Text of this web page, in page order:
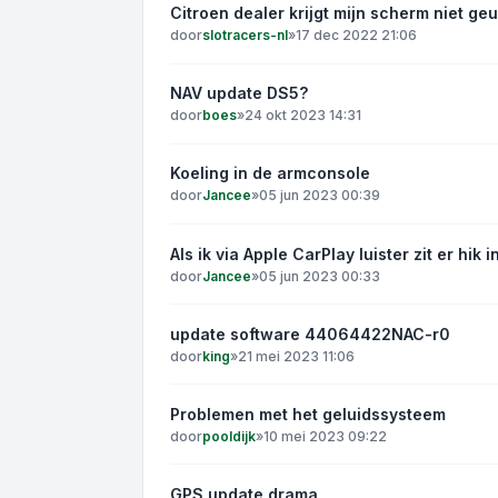
Citroen dealer krijgt mijn scherm niet
doorslotracers-nl»17 dec 2022 21:06
NAV update DS5?
doorboes»24 okt 2023 14:31
Koeling in de armconsole
doorJancee»05 jun 2023 00:39
Als ik via Apple CarPlay luister zit er hik
doorJancee»05 jun 2023 00:33
update software 44064422NAC-r0
doorking»21 mei 2023 11:06
Problemen met het geluidssysteem
doorpooldijk»10 mei 2023 09:22
GPS update drama